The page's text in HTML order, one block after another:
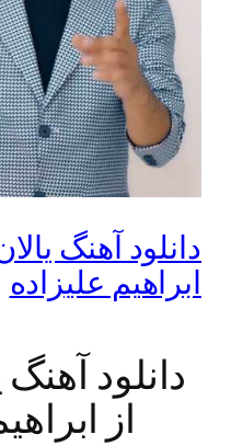
دانلود آهنگ
ابراهیم علیزاده
دانلود آهنگ
از